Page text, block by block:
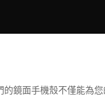
鏡面手機殼不僅能